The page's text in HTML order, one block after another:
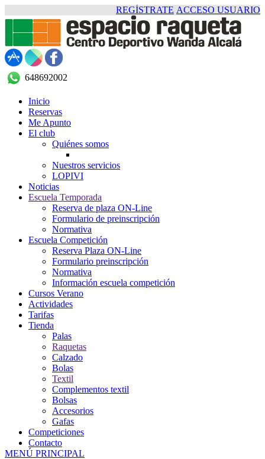
REGÍSTRATE ACCESO USUARIO
648692002
Inicio
Reservas
Me Apunto
El club
Quiénes somos
Nuestros servicios
LOPIVI
Noticias
Escuela Temporada
Reserva de plaza ON-Line
Formulario de preinscripción
Normativa
Escuela Competición
Reserva Plaza ON-Line
Formulario preinscripción
Normativa
Información escuela competición
Cursos Verano
Actividades
Tarifas
Tienda
Palas
Raquetas
Calzado
Bolas
Textil
Complementos textil
Bolsas
Accesorios
Gafas
Competiciones
Contacto
MENÚ PRINCIPAL